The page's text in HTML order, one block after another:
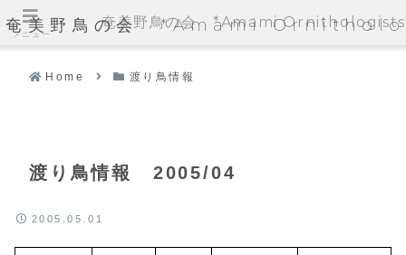
奄美野鳥の会 *Amami
Home 渡り鳥情報
渡り鳥情報 2005/04
2005.05.01
メニュー
奄美野鳥の会 *Amami